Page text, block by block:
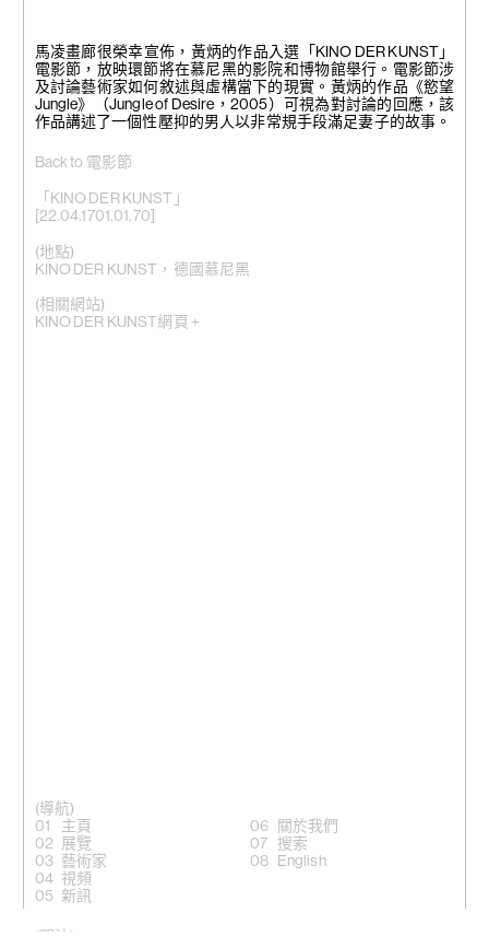
Back to 電影節
「KINO DER KUNST」
[22.04.1701.01.70]
(地點)
KINO DER KUNST，德國慕尼黑
(相關網站)
KINO DER KUNST網頁 +
馬凌畫廊很榮幸宣佈，黃炳的作品入選「KINO DER KUNST」
電影節，放映環節將在慕尼黑的影院和博物館舉行。電影節涉
及討論藝術家如何敘述與虛構當下的現實。黃炳的作品《慾望
Jungle》（Jungle of Desire，2005）可視為對討論的回應，該
作品講述了一個性壓抑的男人以非常規手段滿足妻子的故事。
(導航)
主頁
展覽
藝術家
視頻
新訊
關於我們
搜索
English